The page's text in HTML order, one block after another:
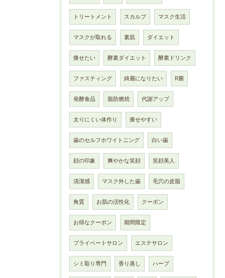
トリートメント スカルプ マスク生活
マスクが取れる 素肌 ダイエット
痩せたい 酵素ダイエット 酵素ドリンク
ファスティング 綺麗になりたい R菌
発酵食品 脂肪燃焼 代謝アップ
太りにくい体作り 痩せやすい
歯のセルフホワイトニング 白い歯
顔の印象 爽やかな笑顔 笑顔美人
清潔感 マスク外した歯 毛穴の皮脂
角質 お肌の活性化 クーポン
お得なクーポン 期間限定
プライベートサロン エステサロン
シミ取り専門 香り蒸し ハーブ